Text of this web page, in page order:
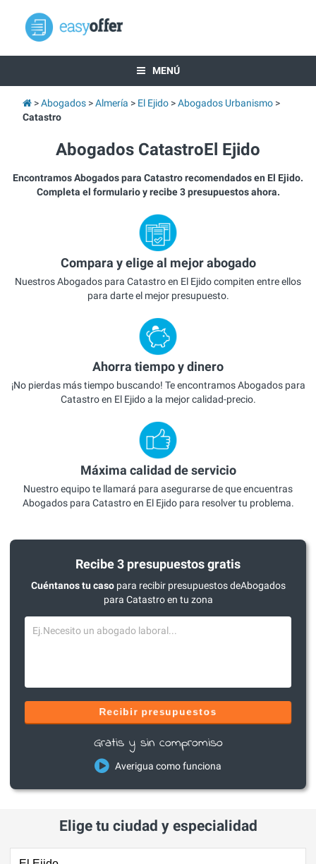
MENÚ
Abogados Almería El Ejido
Abogados Urbanismo
Catastro
Abogados CatastroEl Ejido
Encontramos Abogados para Catastro recomendados en El Ejido.
Completa el formulario y recibe 3 presupuestos ahora.
Compara y elige al mejor abogado
Nuestros Abogados para Catastro en El Ejido compiten entre ellos
para darte el mejor presupuesto.
Ahorra tiempo y dinero
¡No pierdas más tiempo buscando! Te encontramos Abogados para
Catastro en El Ejido a la mejor calidad-precio.
Máxima calidad de servicio
Nuestro equipo te llamará para asegurarse de que encuentras
Abogados para Catastro en El Ejido para resolver tu problema.
Recibe 3 presupuestos gratis
Cuéntanos tu casopara recibir presupuestos deAbogados
para Catastro en tu zona
Recibir presupuestos
Gratis y sin compromiso
Averigua como funciona
Elige tu ciudad y especialidad